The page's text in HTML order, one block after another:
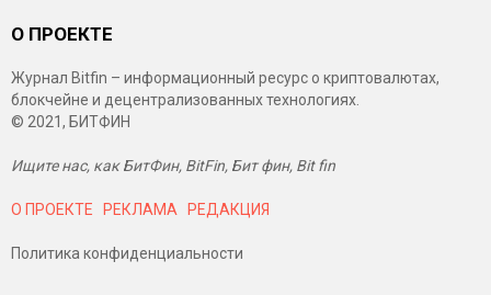
О ПРОЕКТЕ
Журнал Bitfin – информационный ресурс о криптовалютах,
блокчейне и децентрализованных технологиях.
© 2021, БИТФИН
Ищите нас, как БитФин, BitFin, Бит фин, Bit fin
О ПРОЕКТЕ РЕКЛАМА РЕДАКЦИЯ
Политика конфиденциальности